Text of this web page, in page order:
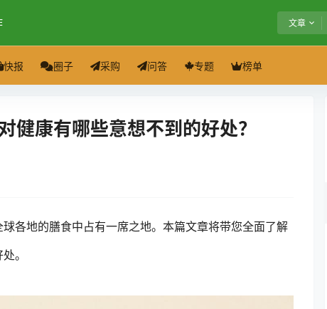
文章
快报 圈子 采购 问答 专题 榜单
健康有哪些意想不到的好处？
各地的膳食中占有一席之地。本篇文章将带您全面了解
。